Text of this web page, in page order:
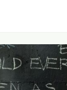
w swoich